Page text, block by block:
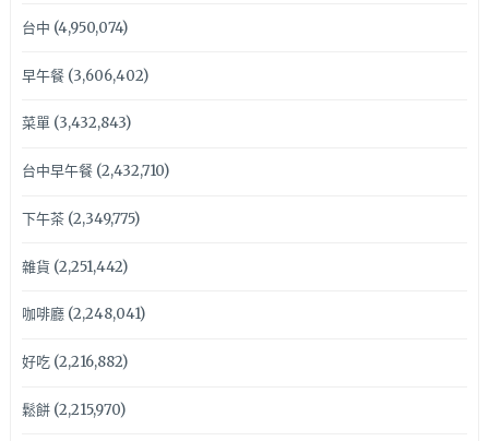
台中 (4,950,074)
早午餐(3,606,402)
菜單(3,432,843)
台中早午餐(2,432,710)
下午茶(2,349,775)
雜貨 (2,251,442)
咖啡廳(2,248,041)
好吃(2,216,882)
鬆餅(2,215,970)